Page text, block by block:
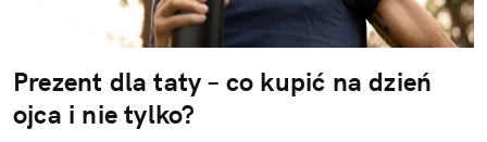
Prezent dla taty – co kupić na dzień
ojca i nie tylko?